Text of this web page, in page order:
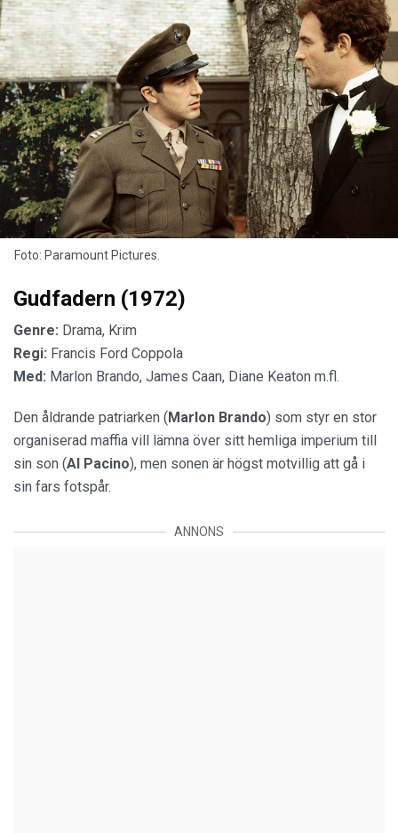
Foto: Paramount Pictures.
Gudfadern (1972)
Genre: Drama, Krim
Regi: Francis Ford Coppola
Med: Marlon Brando, James Caan, Diane Keaton m.fl.
Den åldrande patriarken ( Marlon Brando) som styr en stor
organiserad maffia vill lämna över sitt hemliga imperium till
sin son (Al Pacino), men sonen är högst motvillig att gå i
sin fars fotspår.
ANNONS